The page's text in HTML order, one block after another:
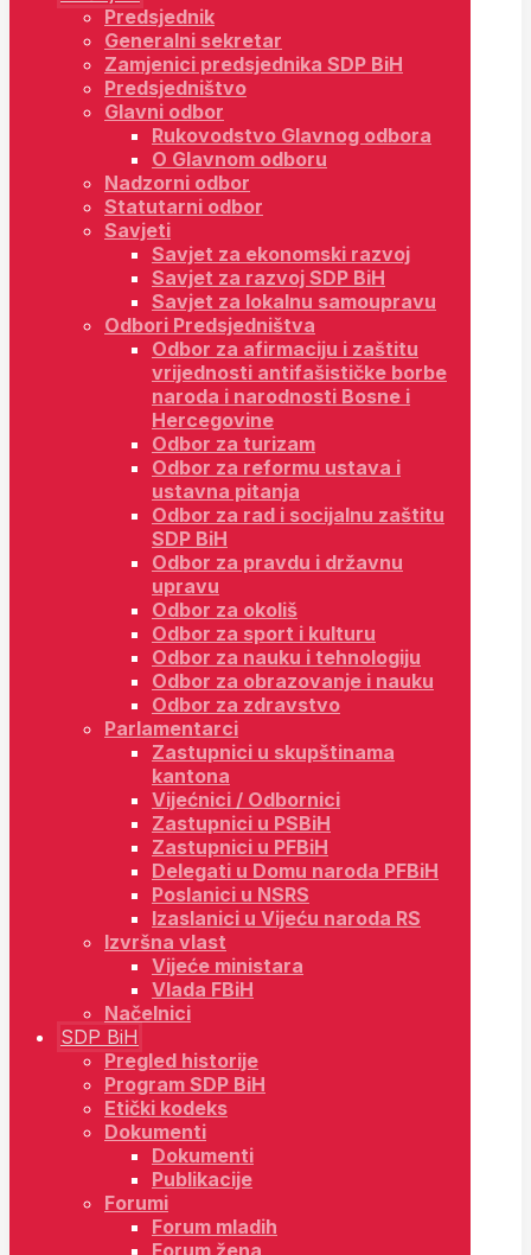
Predsjednik
Generalni sekretar
Zamjenici predsjednika SDP BiH
Predsjedništvo
Glavni odbor
Rukovodstvo Glavnog odbora
O Glavnom odboru
Nadzorni odbor
Statutarni odbor
Savjeti
Savjet za ekonomski razvoj
Savjet za razvoj SDP BiH
Savjet za lokalnu samoupravu
Odbori Predsjedništva
Odbor za afirmaciju i zaštitu
vrijednosti antifašističke borbe
naroda i narodnosti Bosne i
Hercegovine
Odbor za turizam
Odbor za reformu ustava i
ustavna pitanja
Odbor za rad i socijalnu zaštitu
SDP BiH
Odbor za pravdu i državnu
upravu
Odbor za okoliš
Odbor za sport i kulturu
Odbor za nauku i tehnologiju
Odbor za obrazovanje i nauku
Odbor za zdravstvo
Parlamentarci
Zastupnici u skupštinama
kantona
Vijećnici / Odbornici
Zastupnici u PSBiH
Zastupnici u PFBiH
Delegati u Domu naroda PFBiH
Poslanici u NSRS
Izaslanici u Vijeću naroda RS
Izvršna vlast
Vijeće ministara
Vlada FBiH
Načelnici
SDP BiH
Pregled historije
Program SDP BiH
Etički kodeks
Dokumenti
Dokumenti
Publikacije
Forumi
Forum mladih
Forum žena